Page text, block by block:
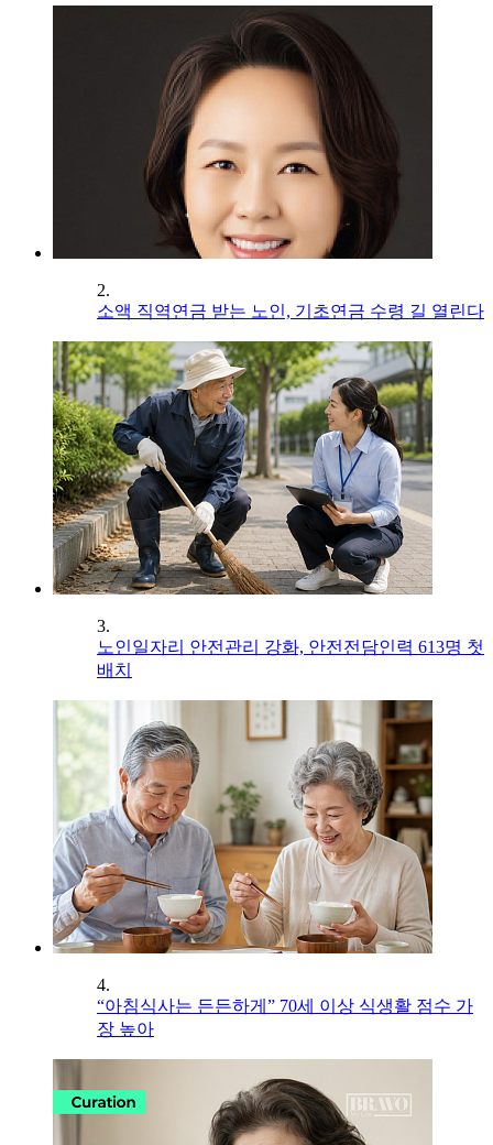
2.
소액 직역연금 받는 노인, 기초연금 수령 길 열린다
3.
노인일자리 안전관리 강화, 안전전담인력 613명 첫
배치
4.
“아침식사는 든든하게” 70세 이상 식생활 점수 가
장 높아